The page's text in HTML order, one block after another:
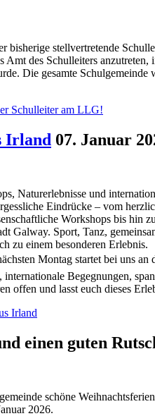
bisherige stellvertretende
Amt des Schulleiters anzutreten,
Die gesamte Schulgemeinde
Schulleiter am LLG!
Irland 07. Januar
Naturerlebnisse und
Eindrücke – vom
Workshops bis hin
Galway. Sport, Tanz,
zu einem besonderen Erlebnis.
Montag startet bei uns an
internationale Begegnungen,
offen und lasst euch dieses
Irland
einen guten
schöne
2026.